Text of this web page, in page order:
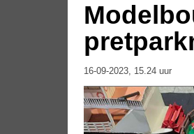
16-09-2023, 15.24 uur